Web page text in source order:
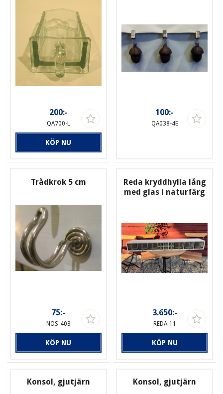
200:-
QA700-L
KÖP NU
100:-
QA038-4E
Trådkrok 5 cm
75:-
NOS-403
KÖP NU
Reda kryddhylla lång
med glas i naturfärg
3.650:-
REDA-11
KÖP NU
Konsol, gjutjärn Konsol, gjutjärn